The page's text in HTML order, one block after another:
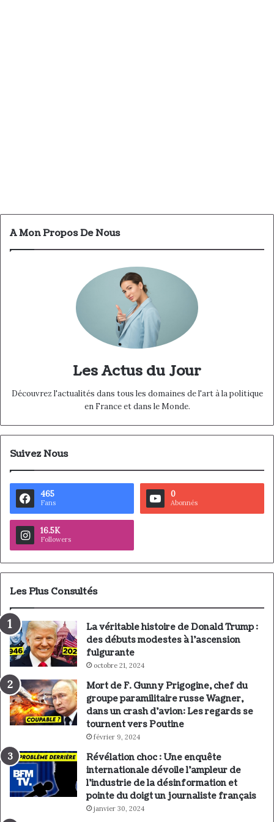
A Mon Propos De Nous
Les Actus du Jour
Découvrez l'actualités dans tous les domaines de l'art à la politique
en France et dans le Monde.
Suivez Nous
465
Fans
0
Abonnés
16.5K
Followers
Les Plus Consultés
La véritable histoire de Donald Trump :
des débuts modestes à l’ascension
fulgurante
octobre 21, 2024
Mort de F. Gunny Prigogine, chef du
groupe paramilitaire russe Wagner,
dans un crash d’avion: Les regards se
tournent vers Poutine
février 9, 2024
Révélation choc : Une enquête
internationale dévoile l’ampleur de
l’industrie de la désinformation et
pointe du doigt un journaliste français
janvier 30, 2024